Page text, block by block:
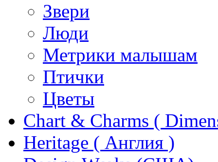
Звери
Люди
Метрики малышам
Птички
Цветы
Chart & Charms (
Heritage ( Англия )